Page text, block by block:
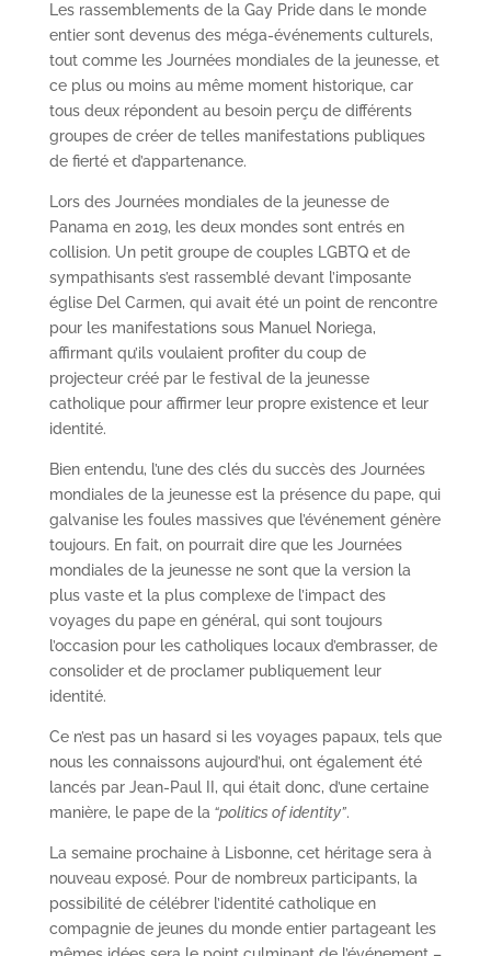
Les rassemblements de la Gay Pride dans le monde
entier sont devenus des méga-événements culturels,
tout comme les Journées mondiales de la jeunesse, et
ce plus ou moins au même moment historique, car
tous deux répondent au besoin perçu de différents
groupes de créer de telles manifestations publiques
de fierté et d’appartenance.
Lors des Journées mondiales de la jeunesse de
Panama en 2019, les deux mondes sont entrés en
collision. Un petit groupe de couples LGBTQ et de
sympathisants s’est rassemblé devant l’imposante
église Del Carmen, qui avait été un point de rencontre
pour les manifestations sous Manuel Noriega,
affirmant qu’ils voulaient profiter du coup de
projecteur créé par le festival de la jeunesse
catholique pour affirmer leur propre existence et leur
identité.
Bien entendu, l’une des clés du succès des Journées
mondiales de la jeunesse est la présence du pape, qui
galvanise les foules massives que l’événement génère
toujours. En fait, on pourrait dire que les Journées
mondiales de la jeunesse ne sont que la version la
plus vaste et la plus complexe de l’impact des
voyages du pape en général, qui sont toujours
l’occasion pour les catholiques locaux d’embrasser, de
consolider et de proclamer publiquement leur
identité.
Ce n’est pas un hasard si les voyages papaux, tels que
nous les connaissons aujourd’hui, ont également été
lancés par Jean-Paul II, qui était donc, d’une certaine
manière, le pape de la “politics of identity”.
La semaine prochaine à Lisbonne, cet héritage sera à
nouveau exposé. Pour de nombreux participants, la
possibilité de célébrer l’identité catholique en
compagnie de jeunes du monde entier partageant les